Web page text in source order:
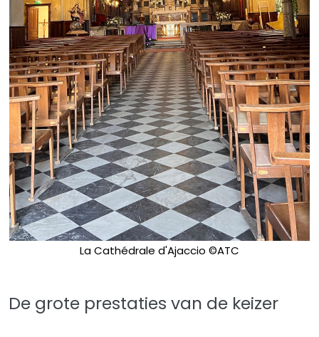
La Cathédrale d'Ajaccio ©ATC
De grote prestaties van de keizer